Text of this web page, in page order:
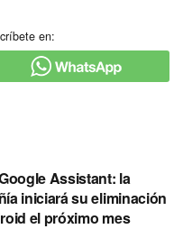
en:
Assistant: la
iniciará su eliminación
el próximo mes